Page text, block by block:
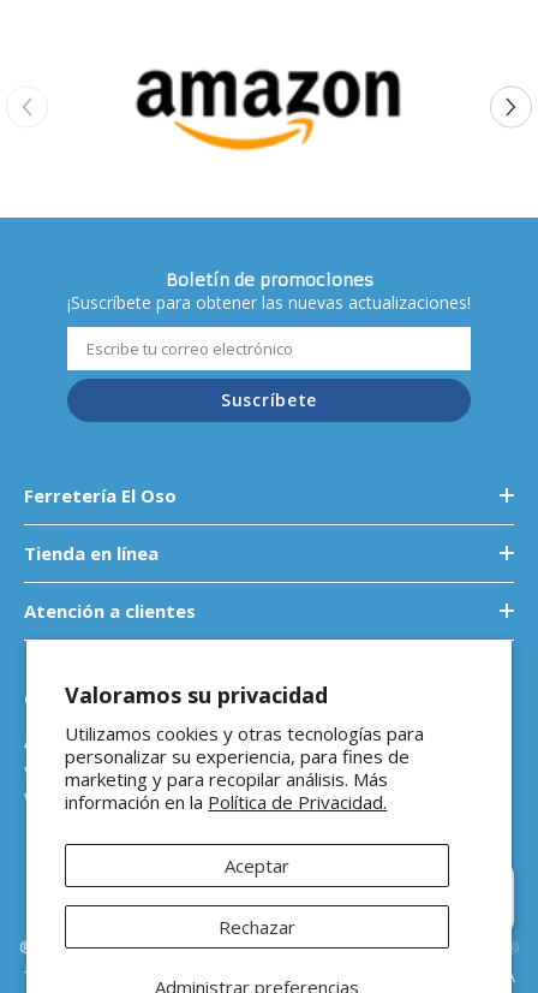
Valoramos su privacidad
Utilizamos cookies y otras tecnologías para
personalizar su experiencia, para fines de
marketing y para recopilar análisis. Más
información en la Política de Privacidad.
Administrar preferencias
Aceptar
Rechazar
Boletín de promociones
¡Suscríbete para obtener las nuevas actualizaciones!
Suscríbete
Ferretería El Oso
Tienda en línea
Atención a clientes
Contáctanos
Atención a empresas
ventasb2b@ferreteriaeloso.mx
WhatsApp: 464 205 4992
®Ferretería El Oso Todos los derechos reservados |Vitamina Online®
Todos los precios de venta sugeridos están en MXN ($) e incluyen IVA
Hola 👋 ¿En qué podemos
ayudarte?